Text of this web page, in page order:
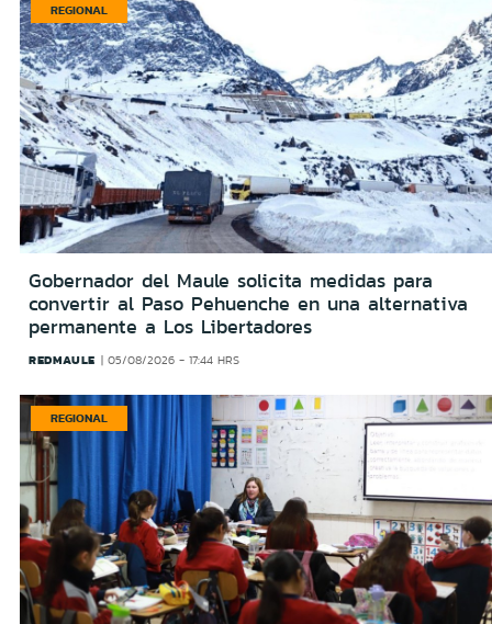
REGIONAL
Gobernador del Maule solicita medidas para
convertir al Paso Pehuenche en una alternativa
permanente a Los Libertadores
REDMAULE 05/08/2026 - 17:44 HRS
REGIONAL